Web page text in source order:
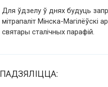
Для ўдзелу ў днях будуць
мітрапаліт Мінска-Магілёўскі
святары сталічных парафій.
ПАДЗЯЛІЦЦА: